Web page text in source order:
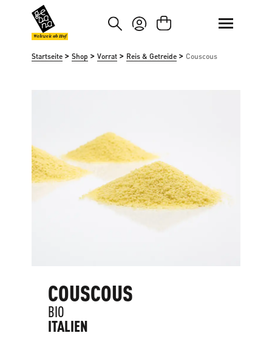
Hauptinhalt springen
Zur Suche springen
Weltweit ab Hof
Startseite > Shop > Vorrat > Reis & Getreide > Couscous
COUSCOUS
BIO
ITALIEN